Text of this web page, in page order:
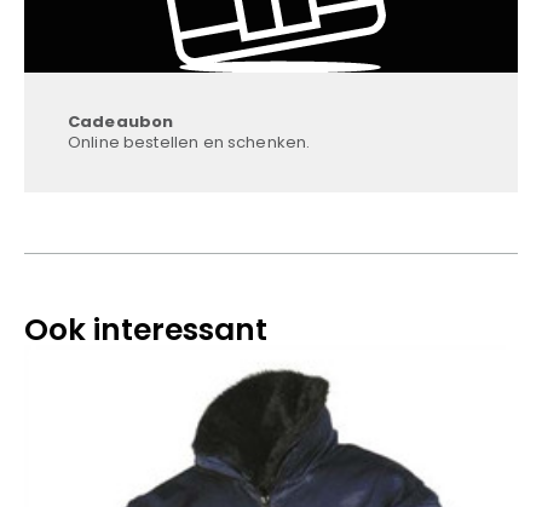
Cadeaubon
Online bestellen en schenken.
Ook interessant